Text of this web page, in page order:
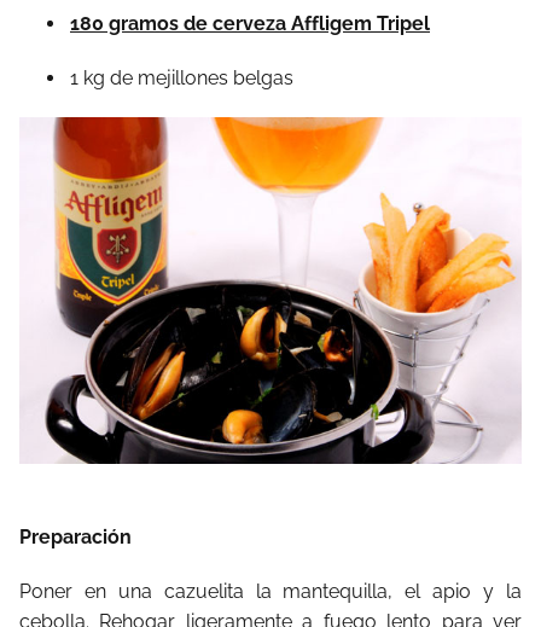
180 gramos de cerveza Affligem Tripel
1 kg de mejillones belgas
Preparación
Poner en una cazuelita la mantequilla, el apio y la
cebolla. Rehogar ligeramente a fuego lento para ver